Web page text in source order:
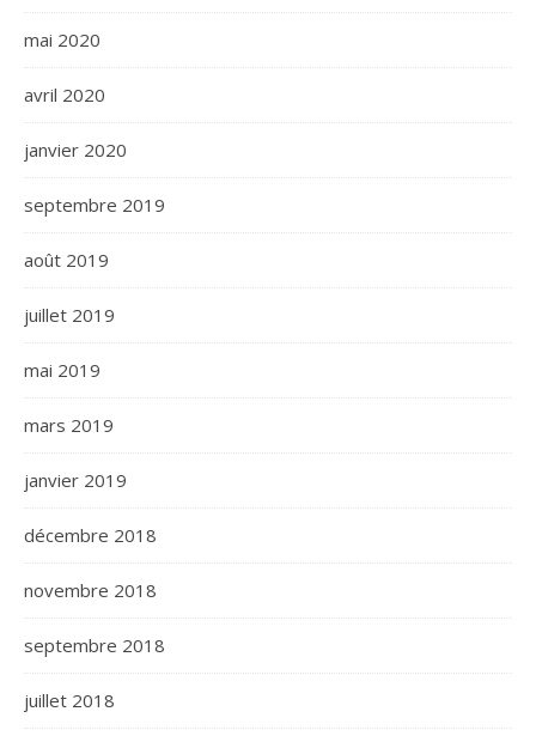
mai 2020
avril 2020
janvier 2020
septembre 2019
août 2019
juillet 2019
mai 2019
mars 2019
janvier 2019
décembre 2018
novembre 2018
septembre 2018
juillet 2018